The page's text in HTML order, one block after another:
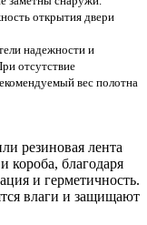
открытия двери
надежности и
отсутствие
вес полотна
резиновая лента
короба, благодаря
и герметичность.
влаги и защищают